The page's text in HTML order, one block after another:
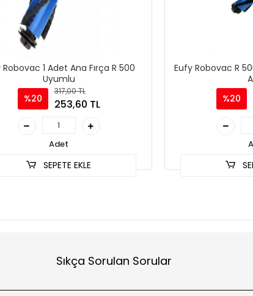
Robovac 1 Adet Ana Fırça R 500
Uyumlu
%20
317,00 TL
253,60 TL
Adet
SEPETE EKLE
Eufy Robovac R
%20
Sıkça Sorulan Sorular